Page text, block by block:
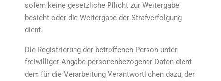
sofern keine gesetzliche Pflicht zur Weitergabe
besteht oder die Weitergabe der Strafverfolgung
dient.
Die Registrierung der betroffenen Person unter
freiwilliger Angabe personenbezogener Daten dient
dem für die Verarbeitung Verantwortlichen dazu, der